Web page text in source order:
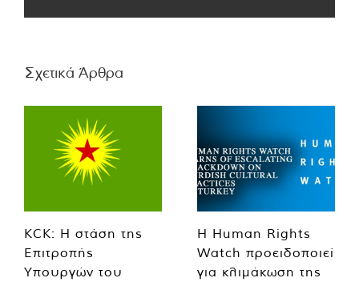
Σχετικά Άρθρα
KCK: Η στάση της
Επιτροπής
Υπουργών του
Η Human Rights
Watch προειδοποιεί
για κλιμάκωση της